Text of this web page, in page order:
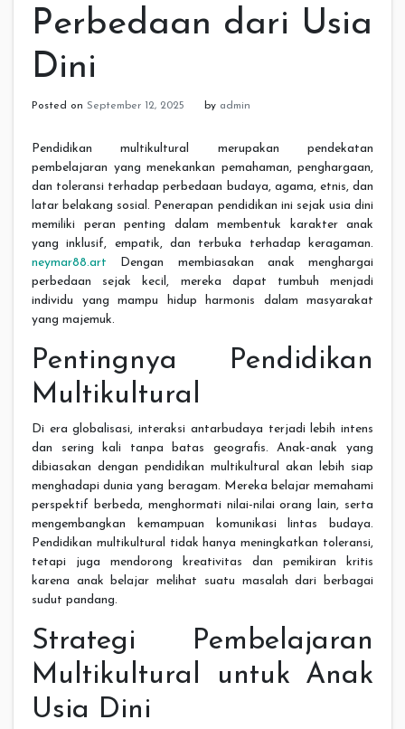
Perbedaan dari Usia
Dini
Posted on September 12, 2025 by admin
Pendidikan multikultural merupakan pendekatan
pembelajaran yang menekankan pemahaman, penghargaan,
dan toleransi terhadap perbedaan budaya, agama, etnis, dan
latar belakang sosial. Penerapan pendidikan ini sejak usia dini
memiliki peran penting dalam membentuk karakter anak
yang inklusif, empatik, dan terbuka terhadap keragaman.
neymar88.art Dengan membiasakan anak menghargai
perbedaan sejak kecil, mereka dapat tumbuh menjadi
individu yang mampu hidup harmonis dalam masyarakat
yang majemuk.
Pentingnya Pendidikan
Multikultural
Di era globalisasi, interaksi antarbudaya terjadi lebih intens
dan sering kali tanpa batas geografis. Anak-anak yang
dibiasakan dengan pendidikan multikultural akan lebih siap
menghadapi dunia yang beragam. Mereka belajar memahami
perspektif berbeda, menghormati nilai-nilai orang lain, serta
mengembangkan kemampuan komunikasi lintas budaya.
Pendidikan multikultural tidak hanya meningkatkan toleransi,
tetapi juga mendorong kreativitas dan pemikiran kritis
karena anak belajar melihat suatu masalah dari berbagai
sudut pandang.
Strategi Pembelajaran
Multikultural untuk Anak
Usia Dini